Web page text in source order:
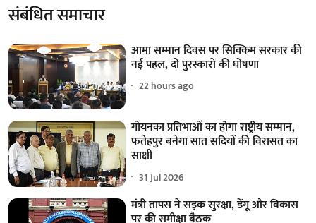
संबंधित समाचार
आमा सम्मान दिवस पर सिक्किम सरकार की
नई पहल, दो पुरस्कारों की घोषणा
22 hours ago
गोयनका प्रतिभाओं का होगा राष्ट्रीय सम्मान,
फतेहपुर बनेगा सात सदियों की विरासत का
साक्षी
31 Jul 2026
मंत्री तापस ने सड़क सुरक्षा, डेंगू और विकास
पर की समीक्षा बैठक